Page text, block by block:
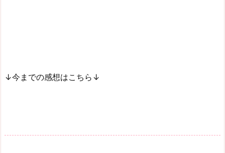
↓今までの感想はこちら↓